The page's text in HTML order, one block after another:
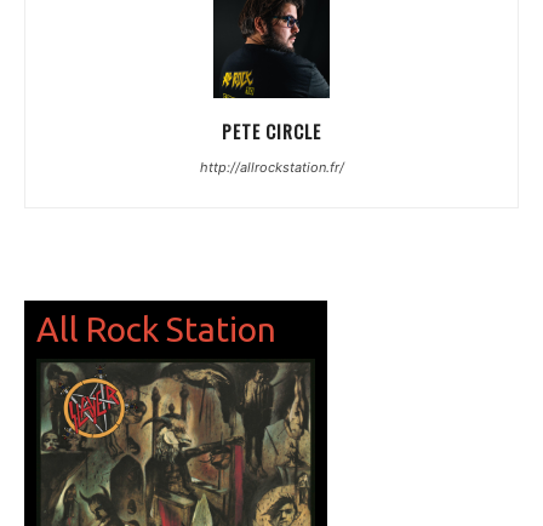
PETE CIRCLE
http://allrockstation.fr/